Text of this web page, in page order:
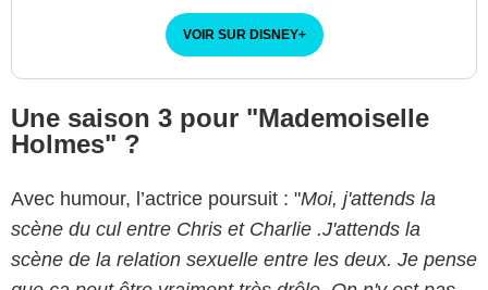
VOIR SUR DISNEY+
Une saison 3 pour "Mademoiselle
Holmes" ?
Avec humour, l’actrice poursuit : "Moi, j'attends la
scène du cul entre Chris et Charlie .J'attends la
scène de la relation sexuelle entre les deux. Je pense